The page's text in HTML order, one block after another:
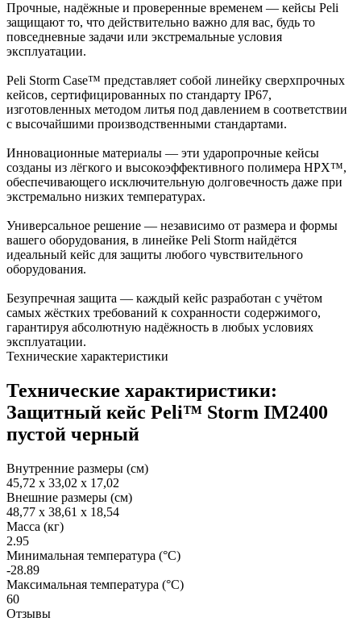
Прочные, надёжные и проверенные временем — кейсы Peli
защищают то, что действительно важно для вас, будь то
повседневные задачи или экстремальные условия
эксплуатации.
Peli Storm Case™ представляет собой линейку сверхпрочных
кейсов, сертифицированных по стандарту IP67,
изготовленных методом литья под давлением в соответствии
с высочайшими производственными стандартами.
Инновационные материалы — эти ударопрочные кейсы
созданы из лёгкого и высокоэффективного полимера HPX™,
обеспечивающего исключительную долговечность даже при
экстремально низких температурах.
Универсальное решение — независимо от размера и формы
вашего оборудования, в линейке Peli Storm найдётся
идеальный кейс для защиты любого чувствительного
оборудования.
Безупречная защита — каждый кейс разработан с учётом
самых жёстких требований к сохранности содержимого,
гарантируя абсолютную надёжность в любых условиях
эксплуатации.
Технические характеристики
Технические характиристики:
Защитный кейс Peli™ Storm IM2400
пустой черный
Внутренние размеры (см)
45,72 x 33,02 x 17,02
Внешние размеры (см)
48,77 x 38,61 x 18,54
Масса (кг)
2.95
Минимальная температура (°C)
-28.89
Максимальная температура (°C)
60
Отзывы